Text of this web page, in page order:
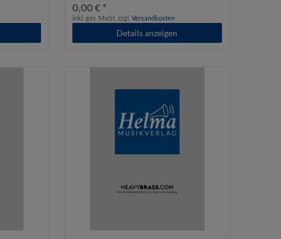
0,00 € *
inkl. ges. MwSt. zzgl.Versandkosten
Details anzeigen